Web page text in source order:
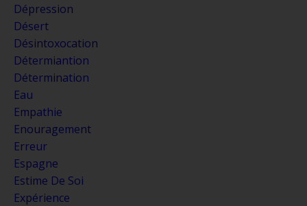
Dépression
Désert
Désintoxocation
Détermiantion
Détermination
Eau
Empathie
Enouragement
Erreur
Espagne
Estime De Soi
Expérience